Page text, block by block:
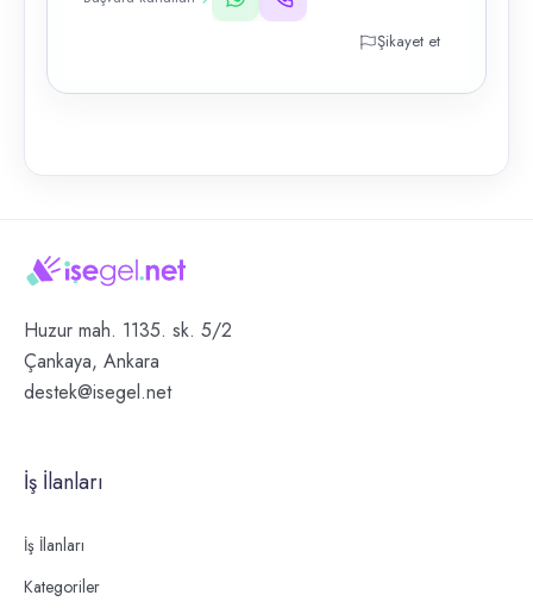
Şikayet et
Huzur mah. 1135. sk. 5/2
Çankaya, Ankara
destek@isegel.net
İş İlanları
İş İlanları
Kategoriler